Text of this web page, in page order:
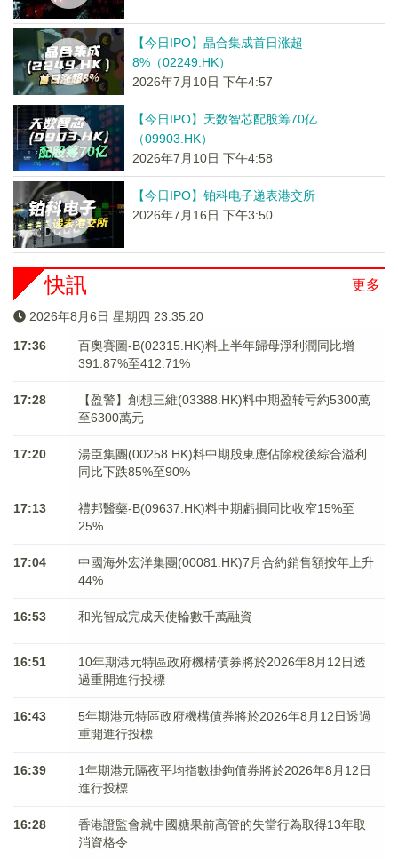
【今日IPO】晶合集成首日涨超
8%（02249.HK）
2026年7月10日 下午4:57
【今日IPO】天数智芯配股筹70亿
（09903.HK）
2026年7月10日 下午4:58
【今日IPO】铂科电子递表港交所
2026年7月16日 下午3:50
更多
快訊
2026年8月6日 星期四 23:35:20
17:36
百奧賽圖-B(02315.HK)料上半年歸母淨利潤同比增
391.87%至412.71%
17:28
【盈警】創想三維(03388.HK)料中期盈转亏約5300萬
至6300萬元
17:20
湯臣集團(00258.HK)料中期股東應佔除稅後綜合溢利
同比下跌85%至90%
17:13
禮邦醫藥-B(09637.HK)料中期虧損同比收窄15%至
25%
17:04
中國海外宏洋集團(00081.HK)7月合約銷售額按年上升
44%
16:53 和光智成完成天使輪數千萬融資
16:51
10年期港元特區政府機構債券將於2026年8月12日透
過重開進行投標
16:43
5年期港元特區政府機構債券將於2026年8月12日透過
重開進行投標
16:39
1年期港元隔夜平均指數掛鉤債券將於2026年8月12日
進行投標
16:28
香港證監會就中國糖果前高管的失當行為取得13年取
消資格令